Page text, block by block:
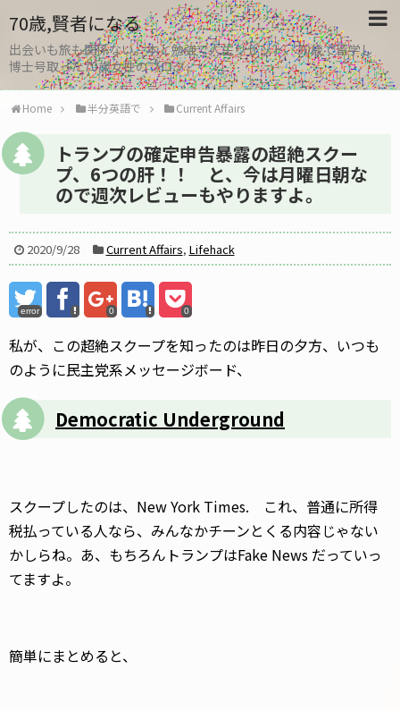
70歳,賢者になる
出会いも旅も関係ない。本と勉強で人生リセット、30歳で留学し
博士号取った70歳女性のブログ
Home 半分英語で Current Affairs
トランプの確定申告暴露の超絶スクー
プ、6つの肝！！ と、今は月曜日朝な
ので週次レビューもやりますよ。
2020/9/28 Current Affairs, Lifehack
error 0 0
私が、この超絶スクープを知ったのは昨日の夕方、いつも
のように民主党系メッセージボード、
Democratic Underground
スクープしたのは、New York Times. これ、普通に所得
税払っている人なら、みんなかチーンとくる内容じゃない
かしらね。あ、もちろんトランプはFake News だっていっ
てますよ。
簡単にまとめると、